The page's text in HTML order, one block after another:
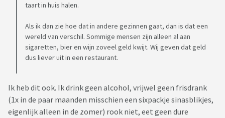
taart in huis halen.
Als ik dan zie hoe dat in andere gezinnen gaat, dan is dat een
wereld van verschil. Sommige mensen zijn alleen al aan
sigaretten, bier en wijn zoveel geld kwijt. Wij geven dat geld
dus liever uit in een restaurant.
Ik heb dit ook. Ik drink geen alcohol, vrijwel geen frisdrank
(1x in de paar maanden misschien een sixpackje sinasblikjes,
eigenlijk alleen in de zomer) rook niet, eet geen dure